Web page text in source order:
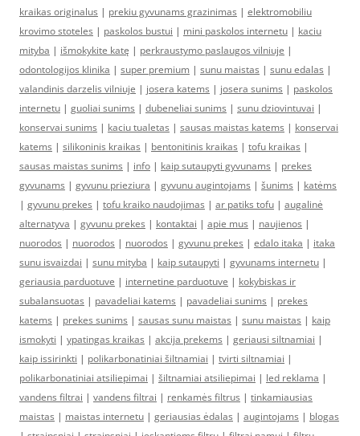
kraikas originalus | prekiu gyvunams grazinimas | elektromobiliu
krovimo stoteles | paskolos bustui | mini paskolos internetu | kaciu
mityba | išmokykite katę | perkraustymo paslaugos vilniuje |
odontologijos klinika | super premium | sunu maistas | sunu edalas |
valandinis darzelis vilniuje | josera katems | josera sunims | paskolos
internetu | guoliai sunims | dubeneliai sunims | sunu dziovintuvai |
konservai sunims | kaciu tualetas | sausas maistas katems | konservai
katems | silikoninis kraikas | bentonitinis kraikas | tofu kraikas |
sausas maistas sunims | info | kaip sutaupyti gyvunams | prekes
gyvunams | gyvunu prieziura | gyvunu augintojams | šunims | katėms
| gyvunu prekes | tofu kraiko naudojimas | ar patiks tofu | augalinė
alternatyva | gyvunu prekes | kontaktai | apie mus | naujienos |
nuorodos | nuorodos | nuorodos | gyvunu prekes | edalo itaka | itaka
sunu isvaizdai | sunu mityba | kaip sutaupyti | gyvunams internetu |
geriausia parduotuve | internetine parduotuve | kokybiskas ir
subalansuotas | pavadeliai katems | pavadeliai sunims | prekes
katems | prekes sunims | sausas sunu maistas | sunu maistas | kaip
ismokyti | ypatingas kraikas | akcija prekems | geriausi siltnamiai |
kaip issirinkti | polikarbonatiniai šiltnamiai | tvirti siltnamiai |
polikarbonatiniai atsiliepimai | šiltnamiai atsiliepimai | led reklama |
vandens filtrai | vandens filtrai | renkamės filtrus | tinkamiausias
maistas | maistas internetu | geriausias ėdalas | augintojams | blogas